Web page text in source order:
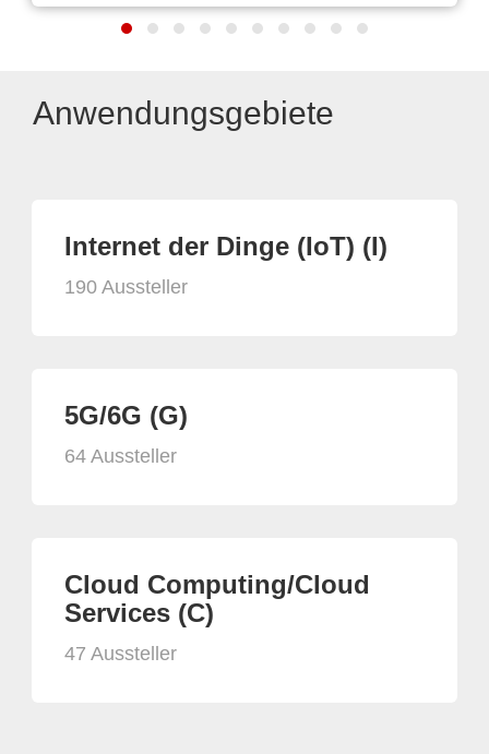
Anwendungsgebiete
Internet der Dinge (IoT) (I)
190 Aussteller
5G/6G (G)
64 Aussteller
Cloud Computing/Cloud
Services (C)
47 Aussteller